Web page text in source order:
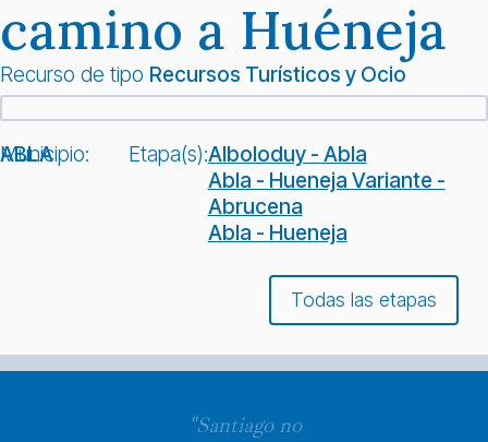
camino a Huéneja
Recurso de tipo Recursos Turísticos y Ocio
Municipio:
ABLA Etapa(s):Alboloduy - Abla
Abla - Hueneja Variante -
Abrucena
Abla - Hueneja
Todas las etapas
"Santiago no